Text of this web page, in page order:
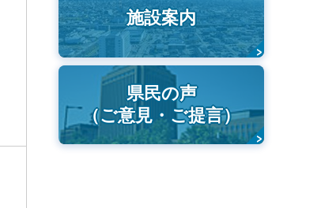
施設案内
県民の声
（ご意見・ご提言）